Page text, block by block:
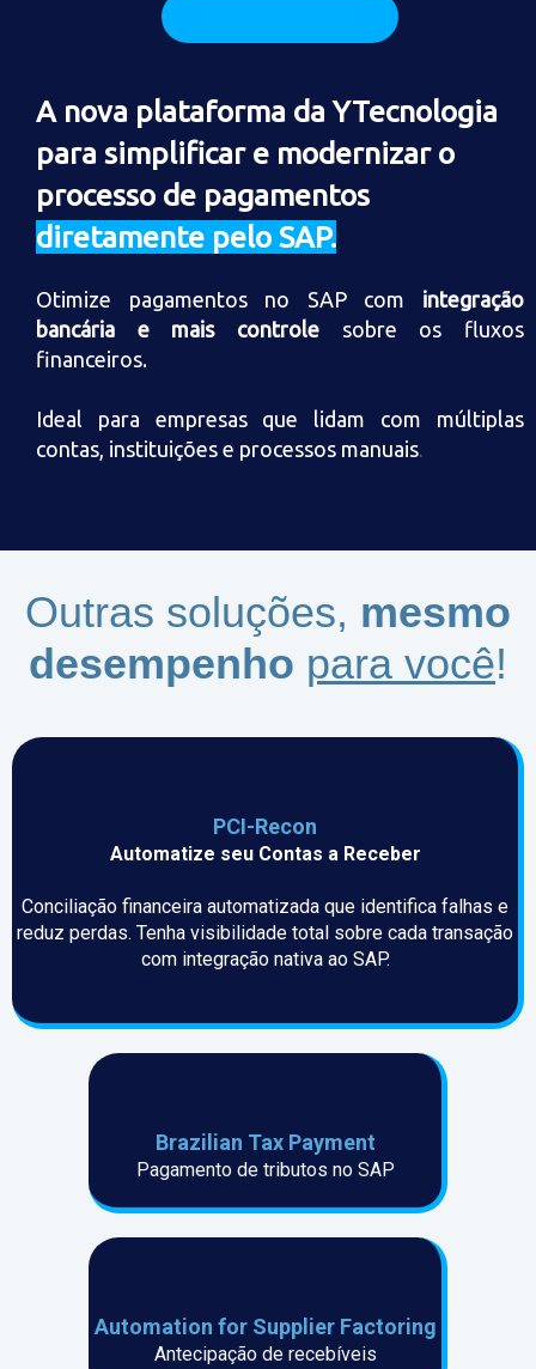
A nova plataforma da YTecnologia
para simplificar e modernizar o
processo de pagamentos
diretamente pelo SAP.
Otimize pagamentos no SAP com integração
bancária e mais controle sobre os fluxos
financeiros.
Ideal para empresas que lidam com múltiplas
contas, instituições e processos manuais.
Outras soluções, mesmo
desempenho para você!
PCI-Recon
Automatize seu Contas a Receber
Conciliação financeira automatizada que identifica falhas e
reduz perdas. Tenha visibilidade total sobre cada transação
com integração nativa ao SAP.
Brazilian Tax Payment
Pagamento de tributos no SAP
Automation for Supplier Factoring
Antecipação de recebíveis